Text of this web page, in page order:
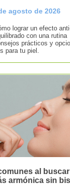
agosto de 2026
lograr un efecto
con una rutina
prácticos y
para tu piel.
al
armónica sin